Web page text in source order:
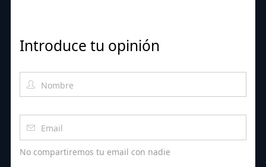
Introduce tu opinión
No compartiremos tu email con nadie